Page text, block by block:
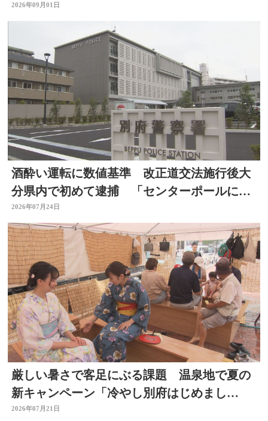
げを受け
2026年09月01日
酒酔い運転に数値基準 改正道交法施行後大
分県内で初めて逮捕 「センターポールに接
触して去った」と通報
2026年07月24日
厳しい暑さで客足にぶる課題 温泉地で夏の
新キャンペーン「冷やし別府はじめまし
た」 冷たい足湯など設置
2026年07月21日